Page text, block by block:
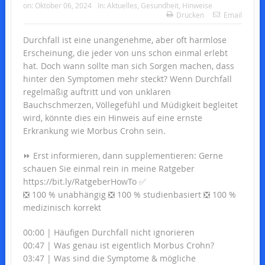
on: Oktober 06, 2024 In: Aktuelles, Gesundheit, Hinweise
Drucken
Email
Durchfall ist eine unangenehme, aber oft harmlose
Erscheinung, die jeder von uns schon einmal erlebt
hat. Doch wann sollte man sich Sorgen machen, dass
hinter den Symptomen mehr steckt? Wenn Durchfall
regelmäßig auftritt und von unklaren
Bauchschmerzen, Völlegefühl und Müdigkeit begleitet
wird, könnte dies ein Hinweis auf eine ernste
Erkrankung wie Morbus Crohn sein.
⏩ Erst informieren, dann supplementieren: Gerne
schauen Sie einmal rein in meine Ratgeber
https://bit.ly/RatgeberHowTo ✅
❎ 100 % unabhängig ❎ 100 % studienbasiert ❎ 100 %
medizinisch korrekt
00:00 | Häufigen Durchfall nicht ignorieren
00:47 | Was genau ist eigentlich Morbus Crohn?
03:47 | Was sind die Symptome & mögliche